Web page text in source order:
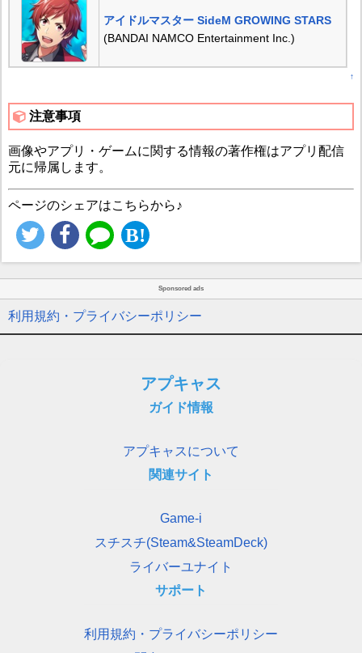
アイドルマスター SideM GROWING STARS
(BANDAI NAMCO Entertainment Inc.)
↑
注意事項
画像やアプリ・ゲームに関する情報の著作権はアプリ配信
元に帰属します。
ページのシェアはこちらから♪
Sponsored ads
利用規約・プライバシーポリシー
アプキャス
ガイド情報
アプキャスについて
関連サイト
Game-i
スチスチ(Steam&SteamDeck)
ライバーユナイト
サポート
利用規約・プライバシーポリシー